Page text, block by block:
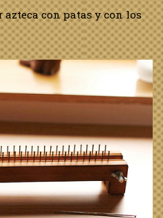
azteca con patas y con los